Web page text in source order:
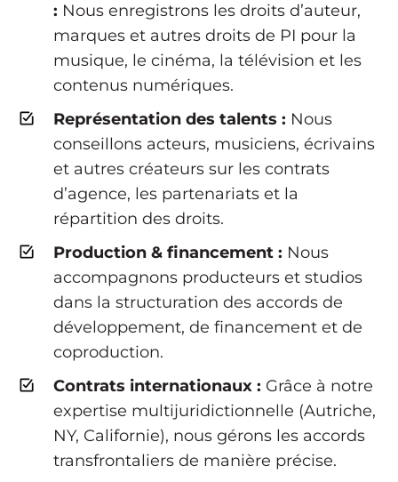
: Nous enregistrons les droits d’auteur,
marques et autres droits de PI pour la
musique, le cinéma, la télévision et les
contenus numériques.
Représentation des talents : Nous
conseillons acteurs, musiciens, écrivains
et autres créateurs sur les contrats
d’agence, les partenariats et la
répartition des droits.
Production & financement : Nous
accompagnons producteurs et studios
dans la structuration des accords de
développement, de financement et de
coproduction.
Contrats internationaux : Grâce à notre
expertise multijuridictionnelle (Autriche,
NY, Californie), nous gérons les accords
transfrontaliers de manière précise.